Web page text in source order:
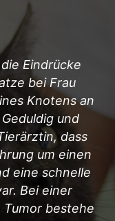
Eindrücke
bei Frau
Knotens an
und
dass
um einen
eine schnelle
Bei einer
Tumor bestehe